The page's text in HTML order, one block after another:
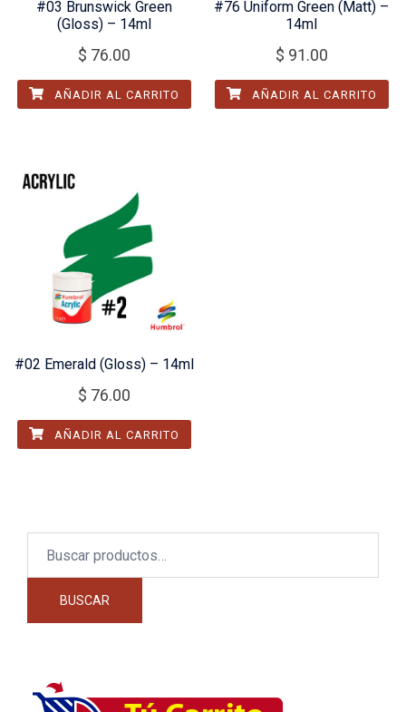
#03 Brunswick Green
(Gloss) – 14ml
$ 76.00
AÑADIR AL CARRITO
#76 Uniform Green (Matt) –
14ml
$ 91.00
AÑADIR AL CARRITO
#02 Emerald (Gloss) – 14ml
$ 76.00
AÑADIR AL CARRITO
BUSCAR